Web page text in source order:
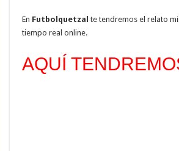
En Futbolquetzal te tendremos el relato
tiempo real online.
AQUÍ